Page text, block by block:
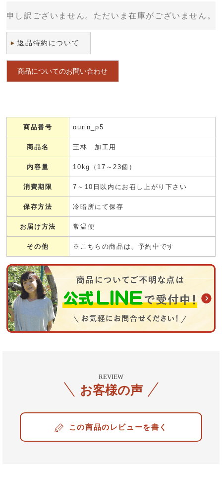
申し訳ございません。ただいま在庫がございません。
返品特約について
商品についてのお問い合わせ
商品番号 ourin_p5
商品名 王林 加工用
内容量 10kg（17～23個）
消費期限 7～10日以内にお召し上がり下さい
保存方法 冷暗所にて保存
お届け方法 常温便
その他 ※こちらの商品は、予約中です
REVIEW
お客様の声
レビューを書く